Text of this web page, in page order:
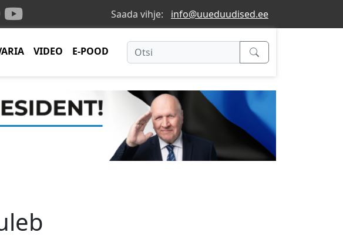
Saada vihje: info@uueduudised.ee
VIDEO E-POOD